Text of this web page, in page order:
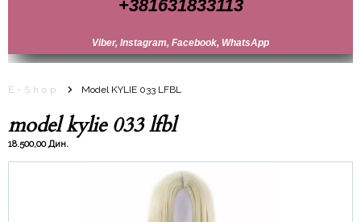
+381631833113
Viber, Instagram, Facebook, WhatsApp
E-Shop Model KYLIE 033 LFBL
model kylie 033 lfbl
18.500,00 Дин.